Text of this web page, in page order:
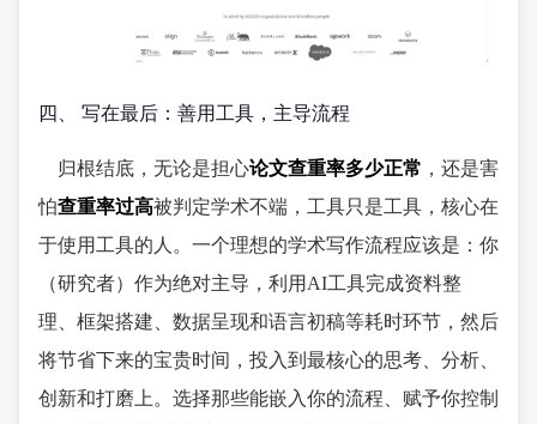
四、 写在最后：善用工具，主导流程
归根结底，无论是担心论文查重率多少正常 ，还是害
怕查重率过高被判定学术不端，工具只是工具，核心在
于使用工具的人。一个理想的学术写作流程应该是：你
（研究者）作为绝对主导，利用AI工具完成资料整
理、框架搭建、数据呈现和语言初稿等耗时环节，然后
将节省下来的宝贵时间，投入到最核心的思考、分析、
创新和打磨上。选择那些能嵌入你的流程、赋予你控制